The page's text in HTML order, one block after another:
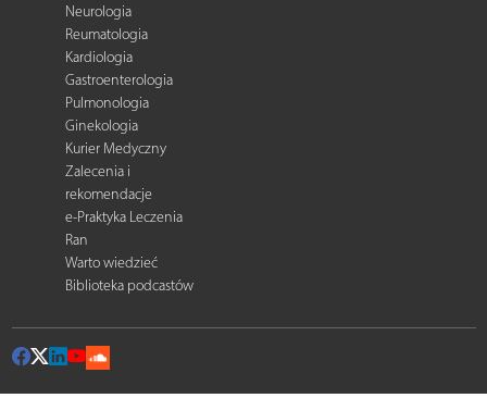
Neurologia
Reumatologia
Kardiologia
Gastroenterologia
Pulmonologia
Ginekologia
Kurier Medyczny
Zalecenia i
rekomendacje
e-Praktyka Leczenia
Ran
Warto wiedzieć
Biblioteka podcastów